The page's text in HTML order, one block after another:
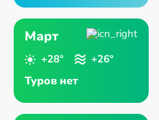
Март
+28° +26°
Туров нет